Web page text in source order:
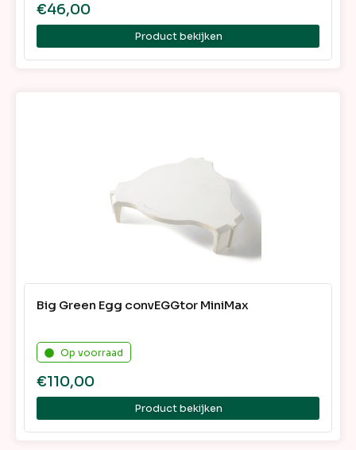
€46,00
Product bekijken
Big Green Egg convEGGtor MiniMax
Op voorraad
€110,00
Product bekijken